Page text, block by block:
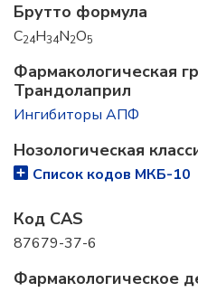
Брутто формула
C24H34N2O5
Фармакологическая
Трандолаприл
Ингибиторы АПФ
Нозологическая
Список кодов МКБ-10
Код CAS
87679-37-6
Фармакологическое